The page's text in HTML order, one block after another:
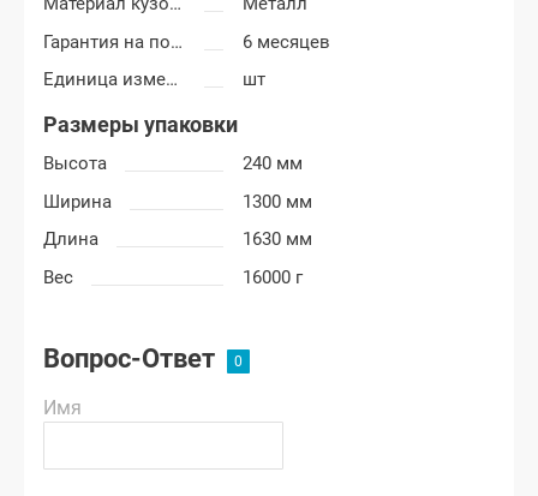
Гарантия на покраску
6 месяцев
Единица измерения
шт
Размеры упаковки
Высота
240 мм
Ширина
1300 мм
Длина
1630 мм
Вес
16000 г
Вопрос-Ответ
Имя